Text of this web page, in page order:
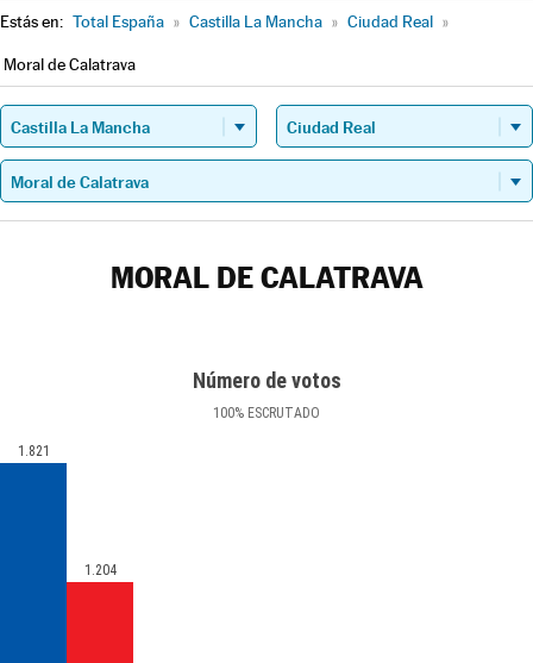
Estás en: Total España » Castilla La Mancha » Ciudad Real »
Moral de Calatrava
MORAL DE CALATRAVA
Número de votos
100% ESCRUTADO
1.821
1.204